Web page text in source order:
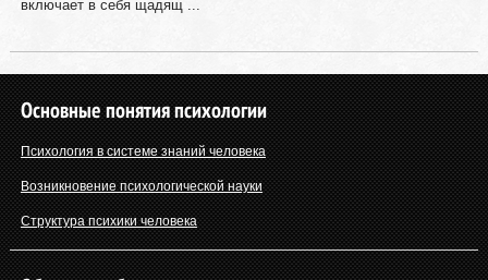
включает в себя щадящ ...
Основные понятия психологии
Психология в системе знаний человека
Возникновение психологической науки
Структура психики человека